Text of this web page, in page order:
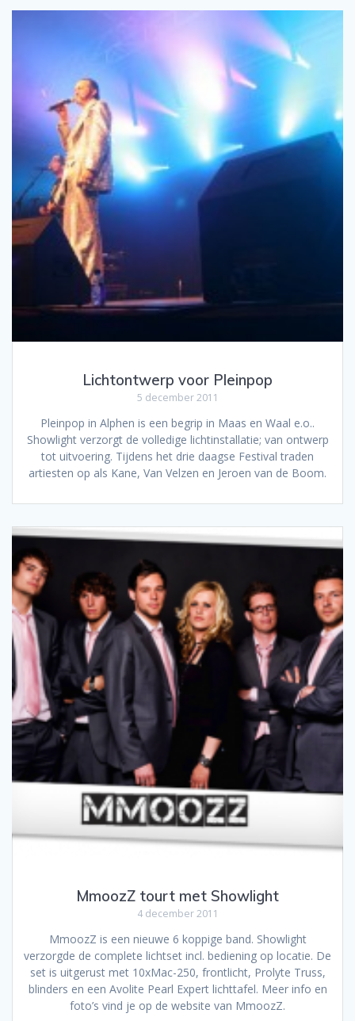
Lichtontwerp voor Pleinpop
5 december 2011
Pleinpop in Alphen is een begrip in Maas en Waal e.o..
Showlight verzorgt de volledige lichtinstallatie; van ontwerp
tot uitvoering. Tijdens het drie daagse Festival traden
artiesten op als Kane, Van Velzen en Jeroen van de Boom.
MmoozZ tourt met Showlight
4 december 2011
MmoozZ is een nieuwe 6 koppige band. Showlight
verzorgde de complete lichtset incl. bediening op locatie. De
set is uitgerust met 10xMac-250, frontlicht, Prolyte Truss,
blinders en een Avolite Pearl Expert lichttafel. Meer info en
foto’s vind je op de website van MmoozZ.